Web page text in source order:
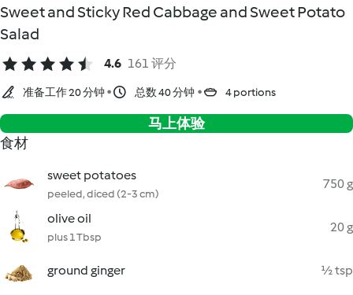
Sweet and Sticky Red Cabbage and Sweet Potato
Salad
4.6 161 评分
准备工作 20 分钟 总数 40 分钟 4 portions
马上体验
食材
sweet potatoes
peeled, diced (2-3 cm)
750 g
olive oil
plus 1 Tbsp
20 g
ground ginger ½ tsp